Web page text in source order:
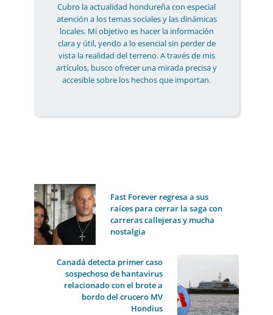
Cubro la actualidad hondureña con especial
atención a los temas sociales y las dinámicas
locales. Mi objetivo es hacer la información
clara y útil, yendo a lo esencial sin perder de
vista la realidad del terreno. A través de mis
artículos, busco ofrecer una mirada precisa y
accesible sobre los hechos que importan.
Fast Forever regresa a sus
raíces para cerrar la saga con
carreras callejeras y mucha
nostalgia
Canadá detecta primer caso
sospechoso de hantavirus
relacionado con el brote a
bordo del crucero MV
Hondius